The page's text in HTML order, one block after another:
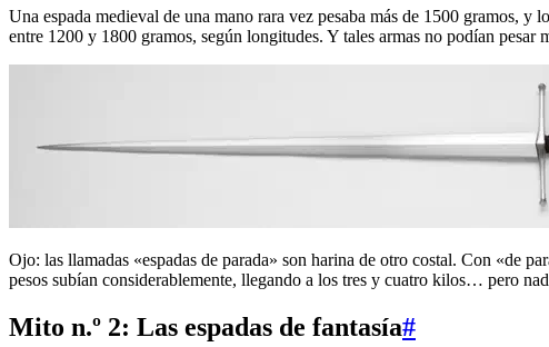
Una espada medieval de una mano rara vez pesaba más de 1500 gramos,
entre 1200 y 1800 gramos, según longitudes. Y tales armas no podían
Ojo: las llamadas «espadas de parada» son harina de otro costal. Con «de
pesos subían considerablemente, llegando a los tres y cuatro kilos… pero
Mito n.º 2: Las espadas de fantasía#